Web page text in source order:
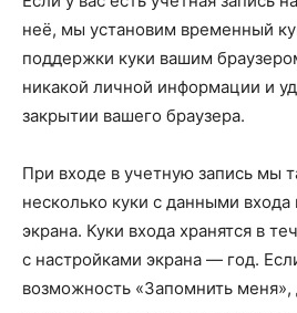
неё, мы установим временный
поддержки куки вашим
никакой личной информации и
закрытии вашего браузера.
При входе в учетную запись мы
несколько куки с данными входа
экрана. Куки входа хранятся в
с настройками экрана — год.
возможность «Запомнить